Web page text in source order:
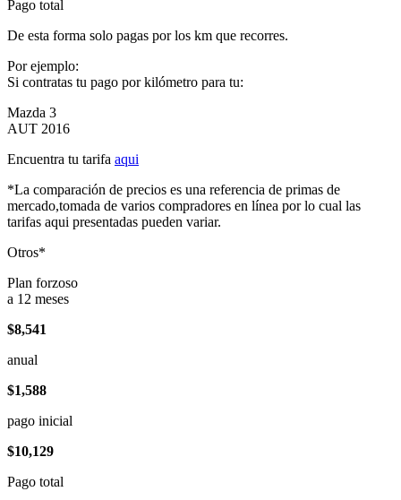
Pago total
De esta forma solo pagas por los km que recorres.
Por ejemplo:
Si contratas tu pago por kilómetro para tu:
Mazda 3
AUT 2016
Encuentra tu tarifa aqui
*La comparación de precios es una referencia de primas de
mercado,tomada de varios compradores en línea por lo cual las
tarifas aqui presentadas pueden variar.
Otros*
Plan forzoso
a 12 meses
$8,541
anual
$1,588
pago inicial
$10,129
Pago total